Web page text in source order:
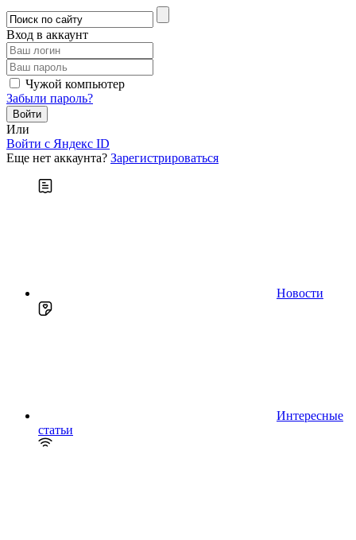
Вход в аккаунт
Чужой компьютер
Забыли пароль?
Или
Войти c Яндекс ID
Еще нет аккаунта? Зарегистрироваться
Новости
Интересные
статьи